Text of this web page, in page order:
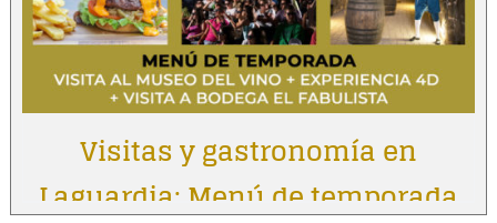
Visitas y gastronomía en
Laguardia: Menú de temporada